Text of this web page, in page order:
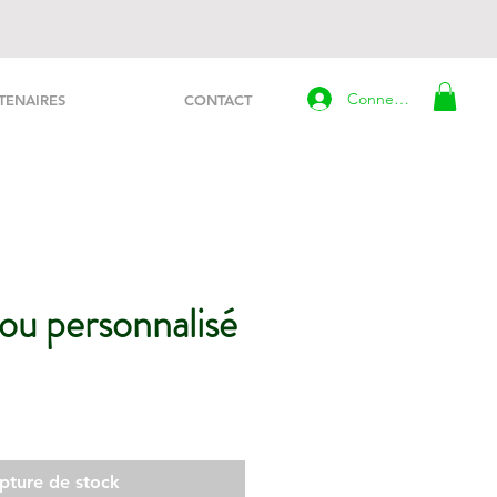
CONTACT Connexion
personnalisé
de stock